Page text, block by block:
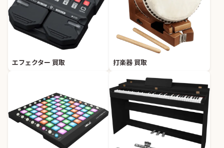
エフェクター 買取 打楽器 買取